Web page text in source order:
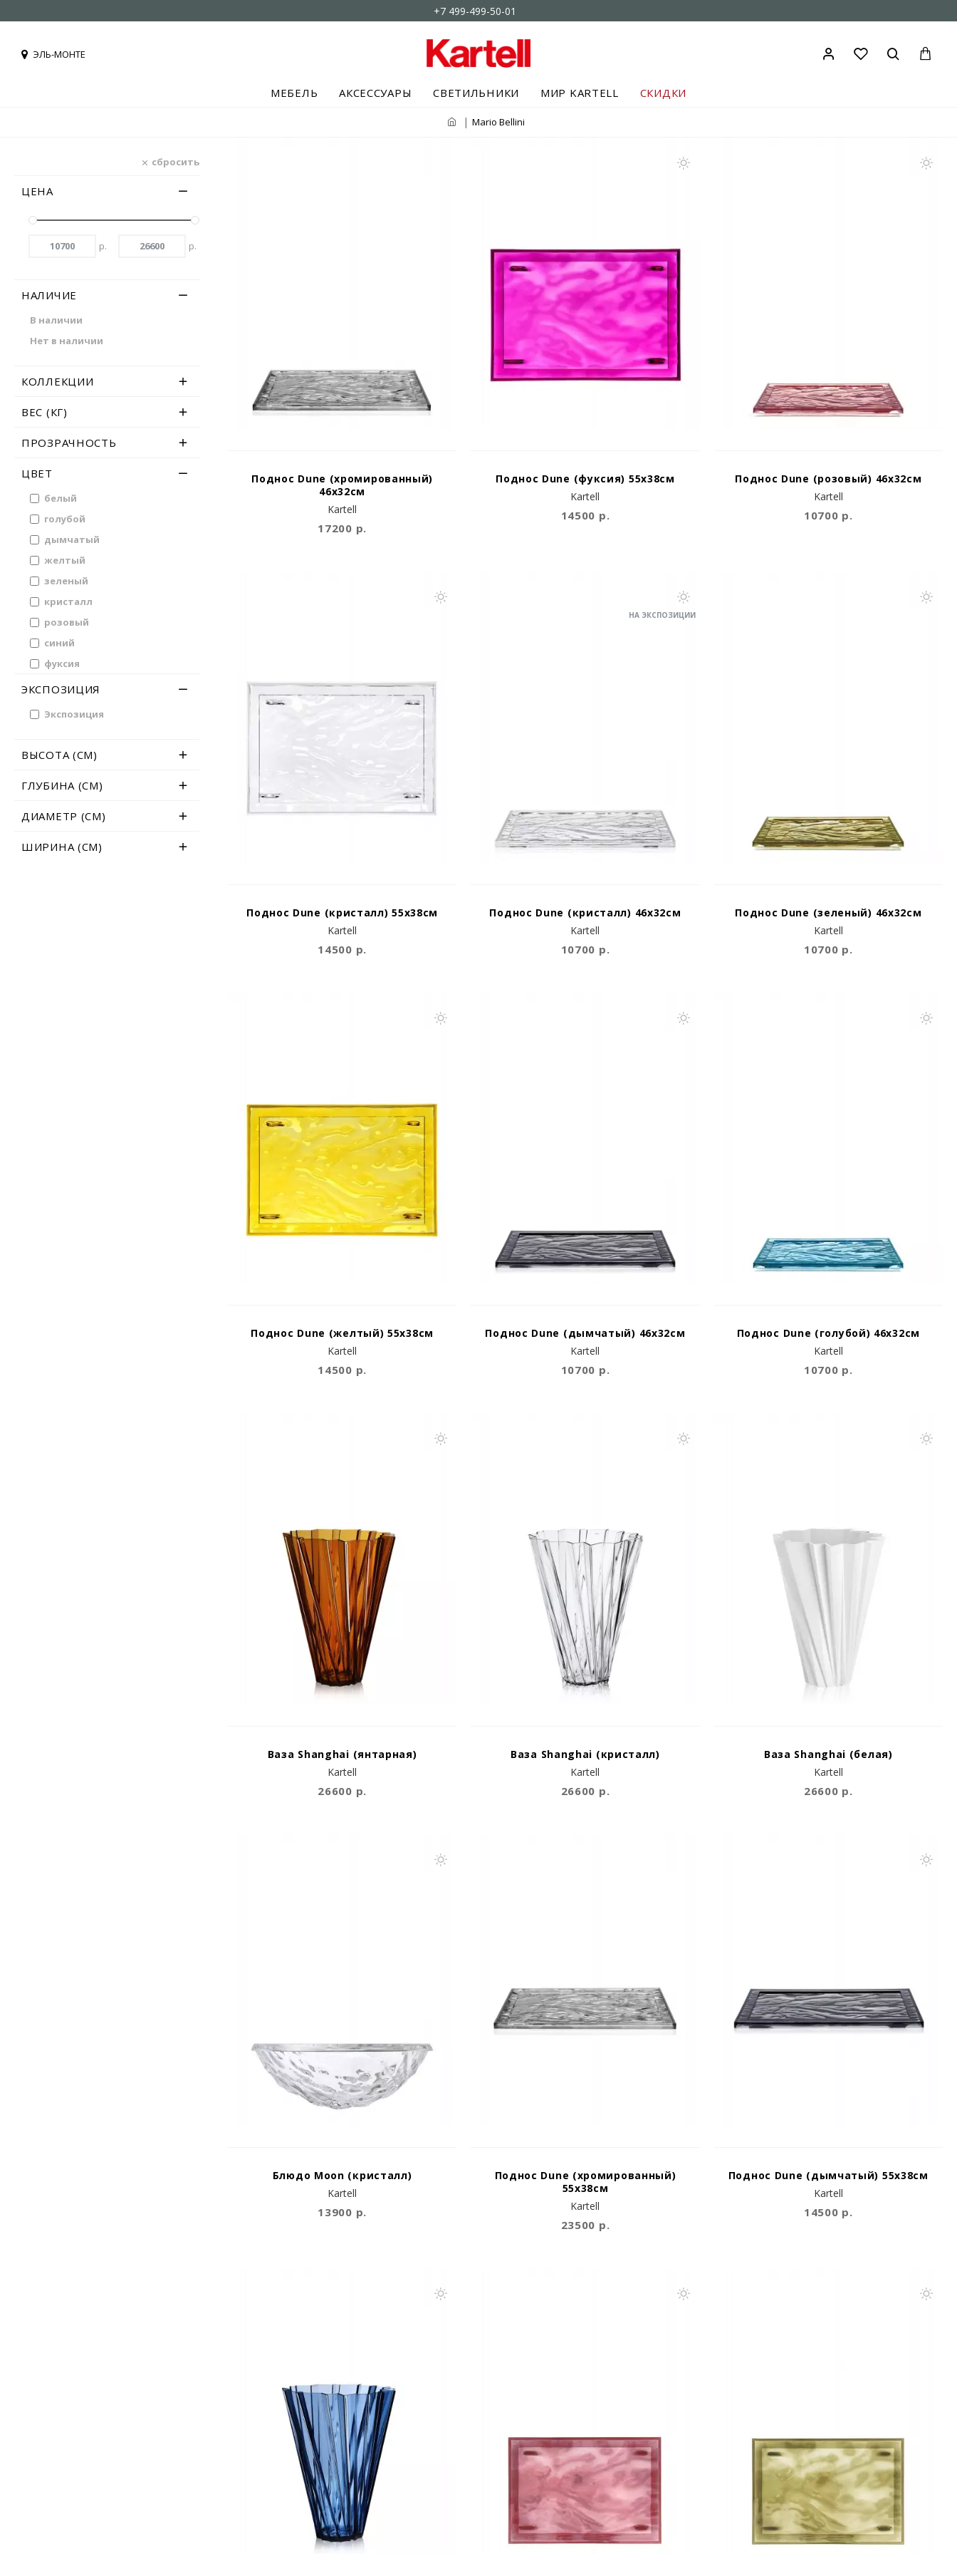
+7 499-499-50-01
ЭЛЬ-МОНТЕ
МЕБЕЛЬ АКСЕССУАРЫ СВЕТИЛЬНИКИ МИР KARTELL СКИДКИ
Mario Bellini
сбросить
ЦЕНА
р. р.
КОЛЛЕКЦИИ
ВЕС (КГ)
ВЫСОТА (СМ)
ГЛУБИНА (СМ)
ДИАМЕТР (СМ)
ШИРИНА (СМ)
ПРОЗРАЧНОСТЬ
ЦВЕТ
белый
голубой
дымчатый
желтый
зеленый
кристалл
розовый
синий
фуксия
хромированный
ЭКСПОЗИЦИЯ
Экспозиция
НАЛИЧИЕ
В наличии
Нет в наличии
Kartell
Поднос Dune (хромированный)
46x32см
17200 р.
Kartell
Поднос Dune (фуксия) 55x38см
14500 р.
Kartell
Поднос Dune (розовый) 46x32см
10700 р.
Kartell
Поднос Dune (кристалл) 55x38см
14500 р.
НА ЭКСПОЗИЦИИ
Kartell
Поднос Dune (кристалл) 46x32см
10700 р.
Kartell
Поднос Dune (зеленый) 46x32см
10700 р.
Kartell
Поднос Dune (желтый) 55x38см
14500 р.
Kartell
Поднос Dune (дымчатый) 46x32см
10700 р.
Kartell
Поднос Dune (голубой) 46x32см
10700 р.
Kartell
Ваза Shanghai (янтарная)
26600 р.
Kartell
Ваза Shanghai (кристалл)
26600 р.
Kartell
Ваза Shanghai (белая)
26600 р.
Kartell
Блюдо Moon (кристалл)
13900 р. Kartell
Поднос Dune (хромированный)
55x38см
23500 р.
Kartell
Поднос Dune (дымчатый) 55x38см
14500 р.